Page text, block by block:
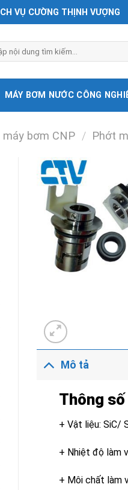
VỤ CƯỜNG THỊNH VƯỢNG
MÁY BƠM NƯỚC CÔNG
máy bơm CNP / Phớt
Mô tả
Thông
+ Vật liệu: SiC/
+ Nhiệt độ làm
+ Môi chất làm